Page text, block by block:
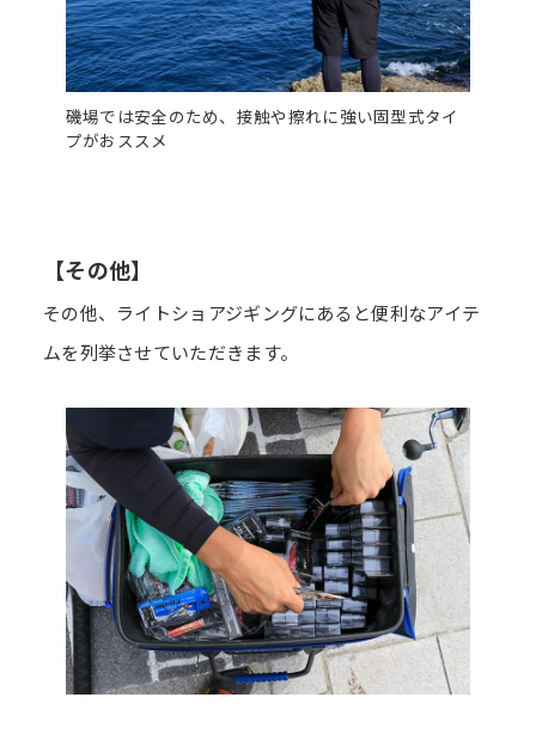
磯場では安全のため、接触や擦れに強い固型式タイ
プがおススメ
【その他】
その他、ライトショアジギングにあると便利なアイテ
ムを列挙させていただきます。